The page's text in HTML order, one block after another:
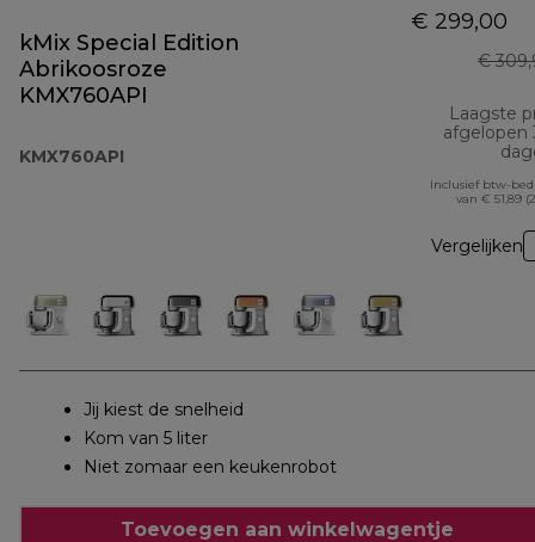
kMix Special Edition
Abrikoosroze
KMX760API
KMX760API
€ 299,00
€
Laagste
afgelopen
Inclusief btw-
van € 51,89
Vergelijken
Jij kiest de snelheid
Kom van 5 liter
Niet zomaar een keukenrobot
Toevoegen aan winkelwagentje